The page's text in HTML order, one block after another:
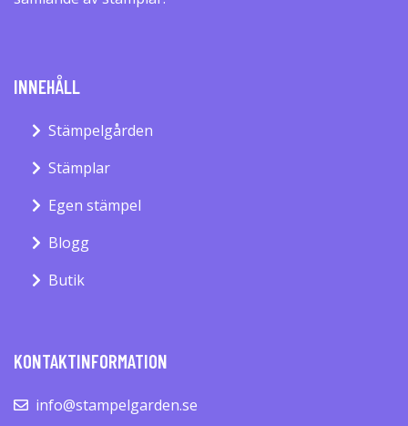
INNEHÅLL
Stämpelgården
Stämplar
Egen stämpel
Blogg
Butik
KONTAKTINFORMATION
info@stampelgarden.se